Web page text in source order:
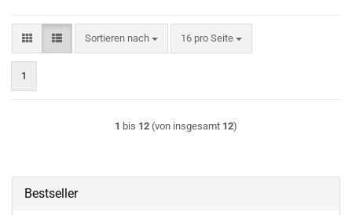
Sortieren nach
Sortieren nach 16 pro Seite
pro Seite
1
1 bis 12 (von insgesamt 12)
Bestseller